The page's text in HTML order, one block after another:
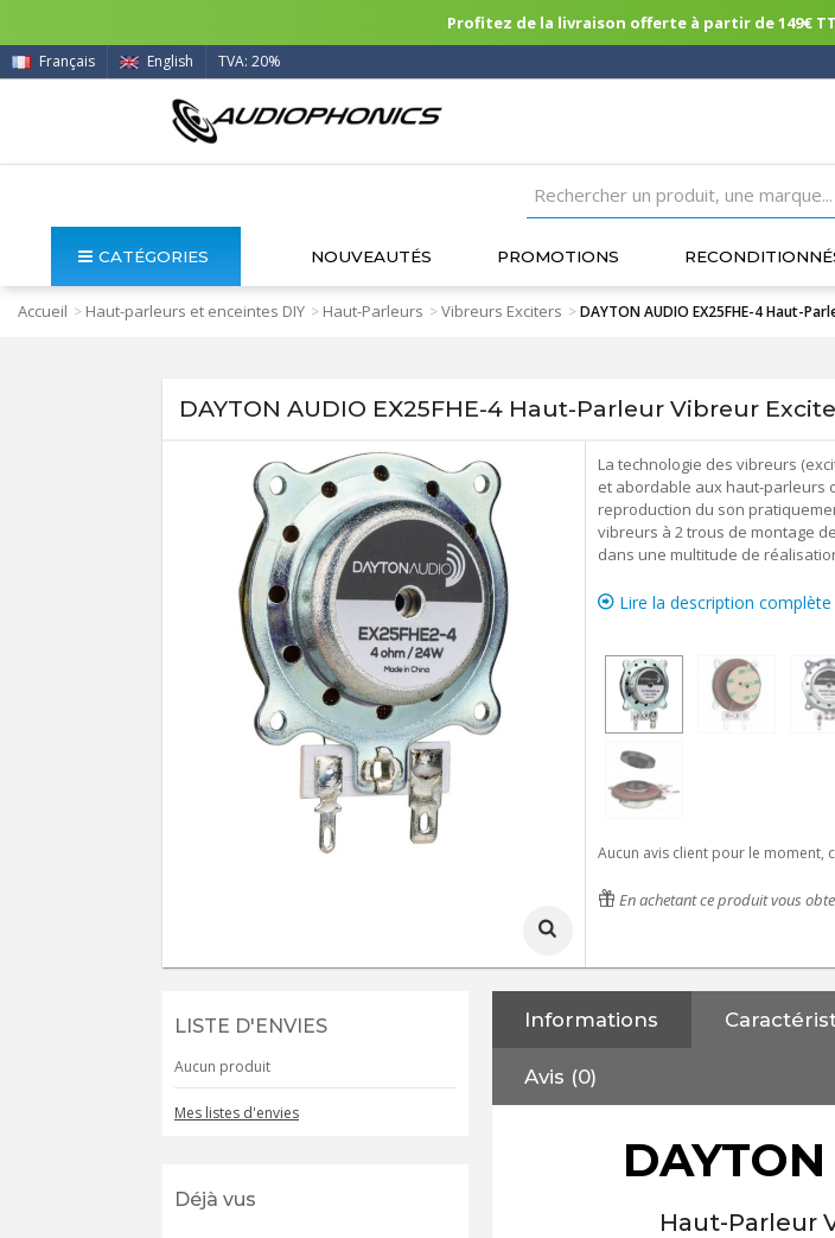
Profitez de la livraison offerte à partir de 149€
Français English TVA: 20%
CATÉGORIES NOUVEAUTÉS PROMOTIONS
Accueil > Haut-parleurs et enceintes DIY > Haut-Parleurs >Vibreurs Exciters >DAYTON AUDIO EX25FHE-4 Haut-
DAYTON AUDIO EX25FHE-4 Haut-Parleur Vibreur
La technologie des vibreurs
et abordable aux haut-parleurs
reproduction du son
vibreurs à 2 trous de montage
dans une multitude de
Lire la description complète
Aucun avis client pour le moment,
En achetant ce produit vous
LISTE D'ENVIES
Aucun produit
Mes listes d'envies
Déjà vus
Informations
Avis (0)
Haut-Parleur